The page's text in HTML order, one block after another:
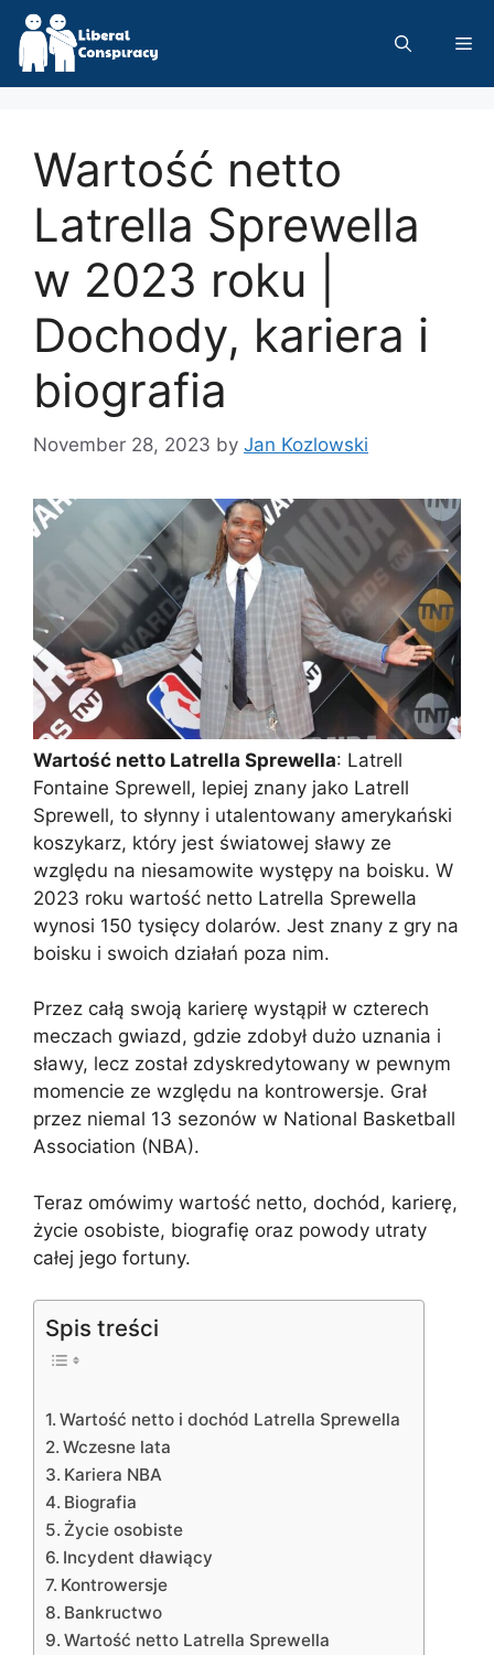
Skip
content
Wartość netto
Latrella Sprewella
w 2023 roku |
Dochody, kariera i
biografia
November 28, 2023 by Jan Kozlowski
Wartość netto Latrella Sprewella: Latrell
Fontaine Sprewell, lepiej znany jako Latrell
Sprewell, to słynny i utalentowany amerykański
koszykarz, który jest światowej sławy ze
względu na niesamowite występy na boisku. W
2023 roku wartość netto Latrella Sprewella
wynosi 150 tysięcy dolarów. Jest znany z gry na
boisku i swoich działań poza nim.
Przez całą swoją karierę wystąpił w czterech
meczach gwiazd, gdzie zdobył dużo uznania i
sławy, lecz został zdyskredytowany w pewnym
momencie ze względu na kontrowersje. Grał
przez niemal 13 sezonów w National Basketball
Association (NBA).
Teraz omówimy wartość netto, dochód, karierę,
życie osobiste, biografię oraz powody utraty
całej jego fortuny.
Spis treści
Wartość netto i dochód Latrella Sprewella
Wczesne lata
Kariera NBA
Biografia
Życie osobiste
Incydent dławiący
Kontrowersje
Bankructwo
Wartość netto Latrella Sprewella